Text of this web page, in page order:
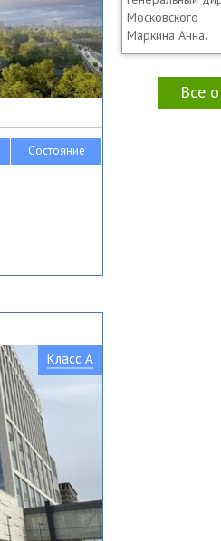
Состояние
Класс A
Маркина Анна.
Все